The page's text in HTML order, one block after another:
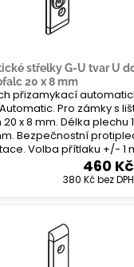
střelky G-U tvar U
20 x 8 mm
přizamykací
Pro zámky s
x 8 mm. Délka plechu
Bezpečnostní
Volba přítlaku +/- 1
460 Kč
380 Kčbez DPH